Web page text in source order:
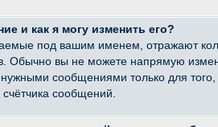
и как я могу изменить его?
под вашим именем, отражают
Обычно вы не можете напрямую
сообщениями только для
сообщений.